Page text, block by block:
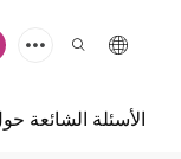
الأسئلة الشائعة